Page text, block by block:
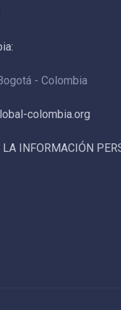
- Colombia
colombia.org
INFORMACIÓN